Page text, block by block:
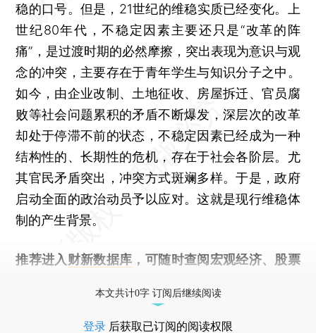
稳的口号。但是，21世纪的维稳实质已经变化。上
世纪80年代，不稳定因素主要还只是“改革的阵
痛”，是过渡时期的必然摩擦，突出表现为意识与观
念的冲突，主要存在于青年学生与知识分子之中。
如今，由企业改制、土地征收、房屋拆迁、官员腐
败等社会问题累积的矛盾不断爆发，深层次的改革
却处于停滞不前的状态，不稳定因素已经成为一种
结构性的、长期性的危机，存在于社会各阶层。尤
其官民矛盾突出，冲突方式斑斓多样。于是，政府
启动全面的政治动员予以应对。这就是现行维稳体
制的产生背景。
推荐进入 财新数据库 ，可随时查阅宏观经济、股票
本文共计0字 订阅后继续阅读
登录 后获取已订阅的阅读权限